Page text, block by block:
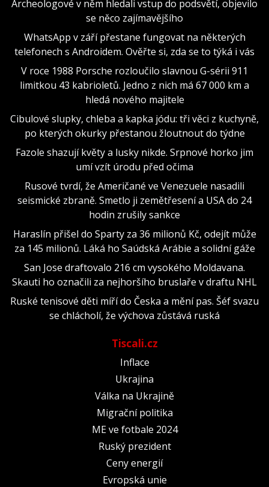
Archeologové v něm hledali vstup do podsvětí, objevilo
se něco zajímavějšího
WhatsApp v září přestane fungovat na některých
telefonech s Androidem. Ověřte si, zda se to týká i vás
V roce 1988 Porsche rozloučilo slavnou G-sérii 911
limitkou 43 kabrioletů. Jedno z nich má 67 000 km a
hledá nového majitele
Cibulové slupky, chleba a kapka jódu: tři věci z kuchyně,
po kterých okurky přestanou žloutnout do týdne
Fazole shazují květy a lusky nikde. Srpnové horko jim
umí vzít úrodu před očima
Rusové tvrdí, že Američané ve Venezuele nasadili
seismické zbraně. Smetlo ji zemětřesení a USA do 24
hodin zrušily sankce
Haraslín přišel do Sparty za 36 milionů Kč, odejít může
za 145 milionů. Láká ho Saúdská Arábie a solidní gáže
San Jose draftovalo 216 cm vysokého Moldavana.
Skauti ho označili za nejhoršího bruslaře v draftu NHL
Ruské tenisové děti míří do Česka a mění pas. Šéf svazu
se chlácholí, že výchova zůstává ruská
Tiscali.cz
Inflace
Ukrajina
Válka na Ukrajině
Migrační politika
ME ve fotbale 2024
Ruský prezident
Ceny energií
Evropská unie